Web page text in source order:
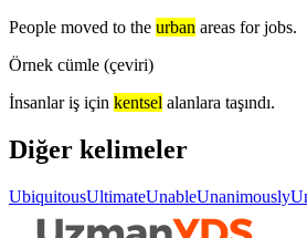
People moved to the urban areas for jobs.
Örnek cümle (çeviri)
İnsanlar iş için kentsel alanlara taşındı.
Diğer kelimeler
UbiquitousUltimateUnableUnanimously